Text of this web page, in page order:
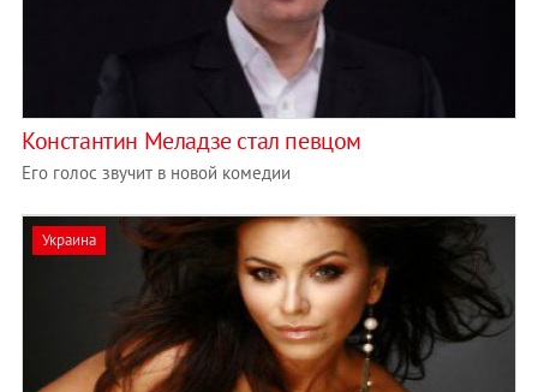
Константин Меладзе стал певцом
Его голос звучит в новой комедии
Украина